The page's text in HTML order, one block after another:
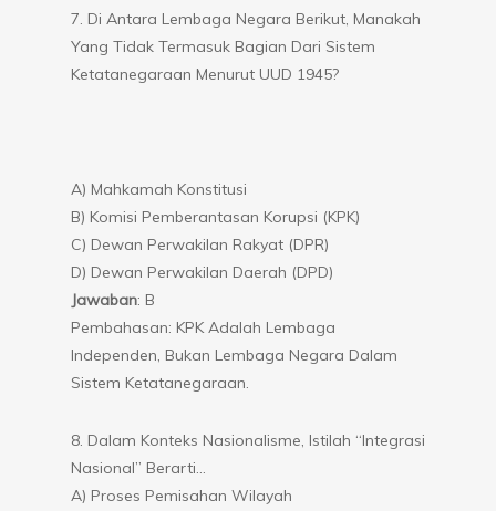
7. Di Antara Lembaga Negara Berikut, Manakah
Yang Tidak Termasuk Bagian Dari Sistem
Ketatanegaraan Menurut UUD 1945?
A) Mahkamah Konstitusi
B) Komisi Pemberantasan Korupsi (KPK)
C) Dewan Perwakilan Rakyat (DPR)
D) Dewan Perwakilan Daerah (DPD)
Jawaban: B
Pembahasan: KPK Adalah Lembaga
Independen, Bukan Lembaga Negara Dalam
Sistem Ketatanegaraan.
8. Dalam Konteks Nasionalisme, Istilah “Integrasi
Nasional” Berarti…
A) Proses Pemisahan Wilayah